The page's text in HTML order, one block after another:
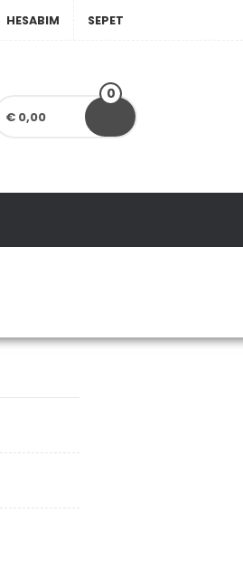
HESABIM SEPET
€ 0,00
0